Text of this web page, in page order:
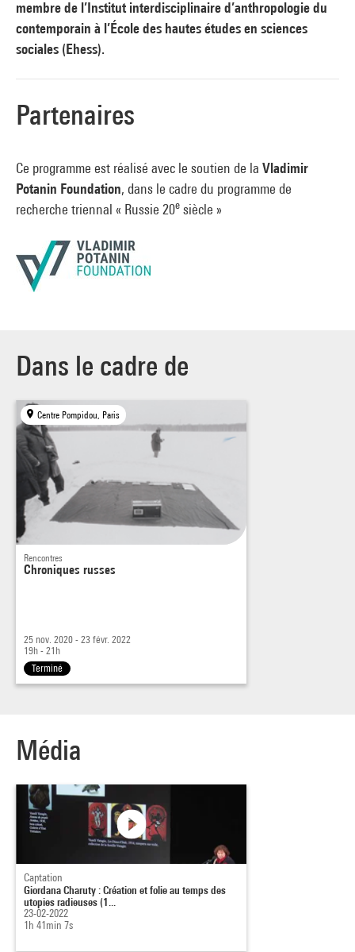
membre de l’Institut interdisciplinaire d’anthropologie du
contemporain à l’École des hautes études en sciences
sociales (Ehess).
Partenaires
Ce programme est réalisé avec le soutien de la Vladimir
Potanin Foundation, dans le cadre du programme de
recherche triennal « Russie 20e siècle »
Dans le cadre de
Centre Pompidou, Paris
Rencontres
Chroniques russes
25 nov. 2020 - 23 févr. 2022
19h - 21h
Terminé
Média
Captation
Giordana Charuty : Création et folie au temps des
utopies radieuses (1...
23-02-2022
1h 41min 7s